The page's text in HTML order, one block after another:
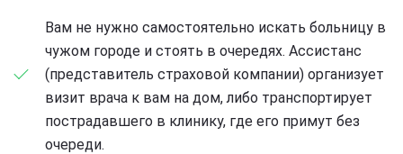
Вам не нужно самостоятельно искать больницу в
чужом городе и стоять в очередях. Ассистанс
(представитель страховой компании) организует
визит врача к вам на дом, либо транспортирует
пострадавшего в клинику, где его примут без
очереди.